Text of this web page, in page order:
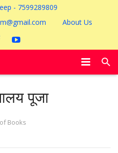
- 7599289809
About Us
पूजा
Books